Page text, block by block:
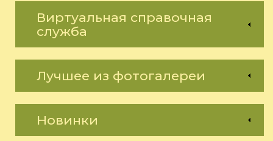
Виртуальная справочная
служба
Лучшее из фотогалереи
Новинки